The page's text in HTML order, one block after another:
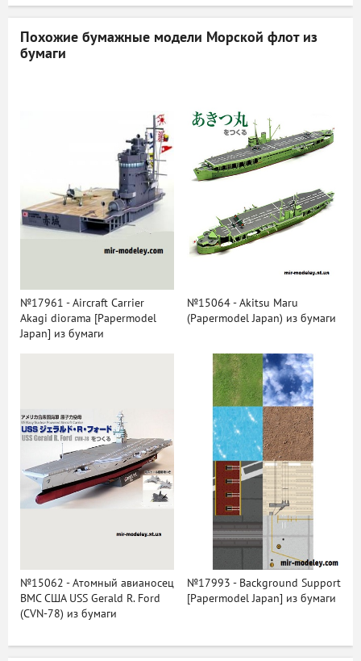
Похожие бумажные модели Морской флот из
бумаги
№17961 - Aircraft Carrier
Akagi diorama [Papermodel
Japan] из бумаги
№15064 - Akitsu Maru
(Papermodel Japan) из бумаги
№15062 - Атомный авианосец
ВМС США USS Gerald R. Ford
(CVN-78) из бумаги
№17993 - Background Support
[Papermodel Japan] из бумаги